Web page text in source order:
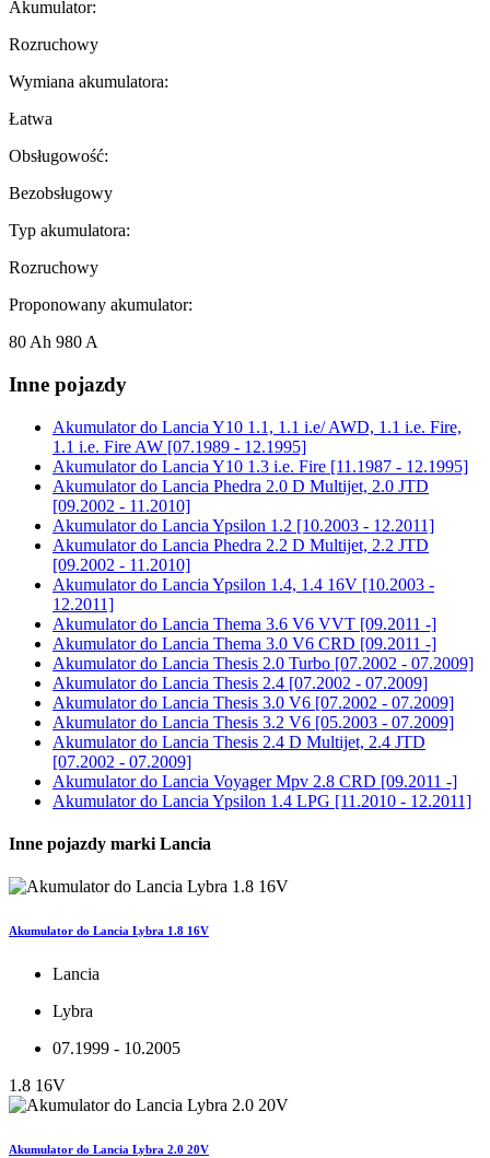
Akumulator:
Rozruchowy
Wymiana akumulatora:
Łatwa
Obsługowość:
Bezobsługowy
Typ akumulatora:
Rozruchowy
Proponowany akumulator:
80 Ah 980 A
Inne pojazdy
Akumulator do Lancia Y10 1.1, 1.1 i.e/ AWD, 1.1 i.e. Fire,
1.1 i.e. Fire AW [07.1989 - 12.1995]
Akumulator do Lancia Y10 1.3 i.e. Fire [11.1987 - 12.1995]
Akumulator do Lancia Phedra 2.0 D Multijet, 2.0 JTD
[09.2002 - 11.2010]
Akumulator do Lancia Ypsilon 1.2 [10.2003 - 12.2011]
Akumulator do Lancia Phedra 2.2 D Multijet, 2.2 JTD
[09.2002 - 11.2010]
Akumulator do Lancia Ypsilon 1.4, 1.4 16V [10.2003 -
12.2011]
Akumulator do Lancia Thema 3.6 V6 VVT [09.2011 -]
Akumulator do Lancia Thema 3.0 V6 CRD [09.2011 -]
Akumulator do Lancia Thesis 2.0 Turbo [07.2002 - 07.2009]
Akumulator do Lancia Thesis 2.4 [07.2002 - 07.2009]
Akumulator do Lancia Thesis 3.0 V6 [07.2002 - 07.2009]
Akumulator do Lancia Thesis 3.2 V6 [05.2003 - 07.2009]
Akumulator do Lancia Thesis 2.4 D Multijet, 2.4 JTD
[07.2002 - 07.2009]
Akumulator do Lancia Voyager Mpv 2.8 CRD [09.2011 -]
Akumulator do Lancia Ypsilon 1.4 LPG [11.2010 - 12.2011]
Inne pojazdy marki Lancia
Akumulator do Lancia Lybra 1.8 16V
Lancia
Lybra
07.1999 - 10.2005
1.8 16V
Akumulator do Lancia Lybra 2.0 20V